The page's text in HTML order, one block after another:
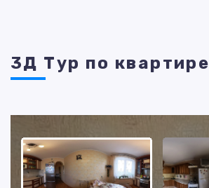
3Д Тур по квартире